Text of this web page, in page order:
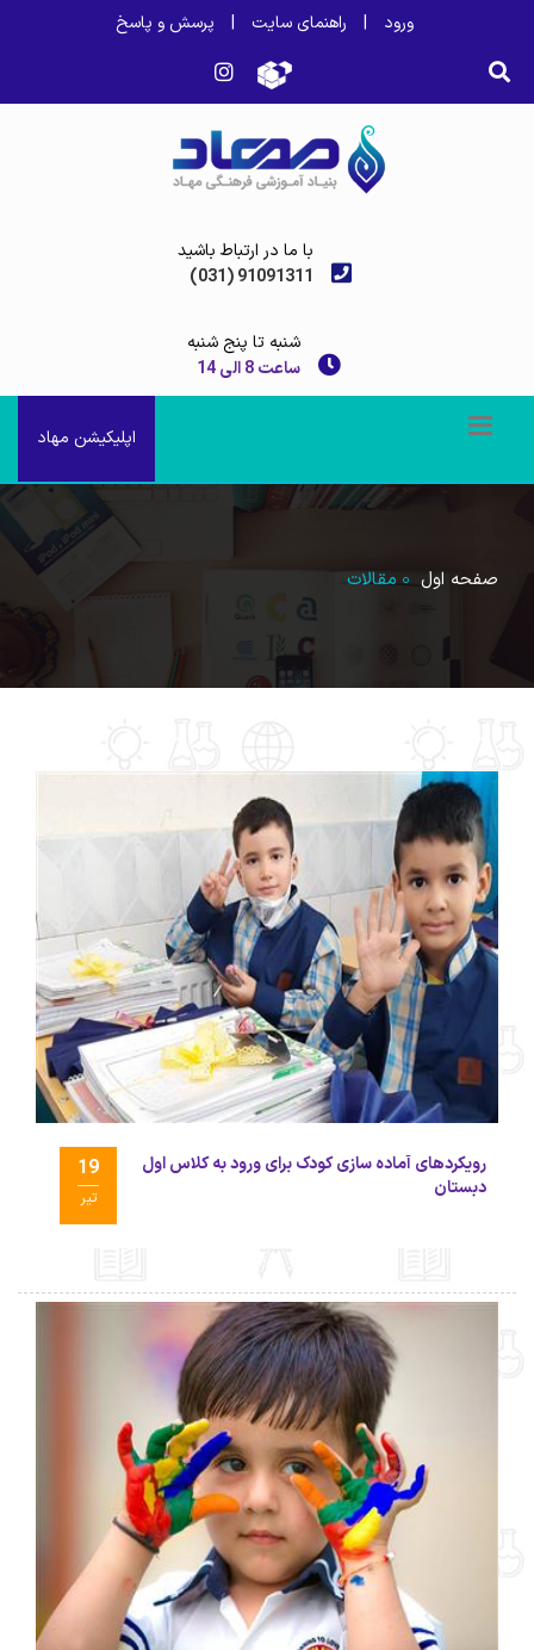
پرسش و پاسخ | راهنمای سایت | ورود
با ما در ارتباط باشید
(031) 91091311
شنبه تا پنج شنبه
ساعت 8 الی 14
اپلیکیشن مهاد
صفحه اول مقالات
19
تیر
رویکردهای آماده سازی کودک برای ورود به کلاس اول
دبستان